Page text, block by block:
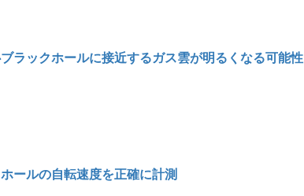
ラックホールに接近するガス雲が明るくなる可能性
ールの自転速度を正確に計測